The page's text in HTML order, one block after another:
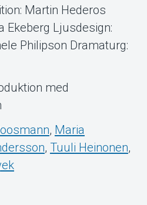
Martin Hederos
Ekeberg Ljusdesign:
Philipson Dramaturg:
med
, Maria
, Tuuli Heinonen,